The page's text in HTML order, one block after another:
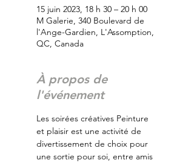
15 juin 2023, 18 h 30 – 20 h 00
M Galerie, 340 Boulevard de
l'Ange-Gardien, L'Assomption,
QC, Canada
À propos de
l'événement
Les soirées créatives Peinture
et plaisir est une activité de
divertissement de choix pour
une sortie pour soi, entre amis